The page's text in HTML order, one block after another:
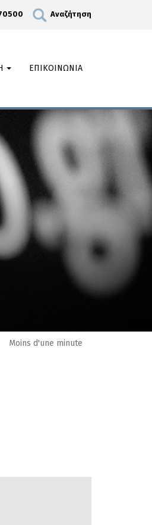
Αναζήτηση
ΕΠΙΚΟΙΝΩΝΙΑ
Moins d'une minute